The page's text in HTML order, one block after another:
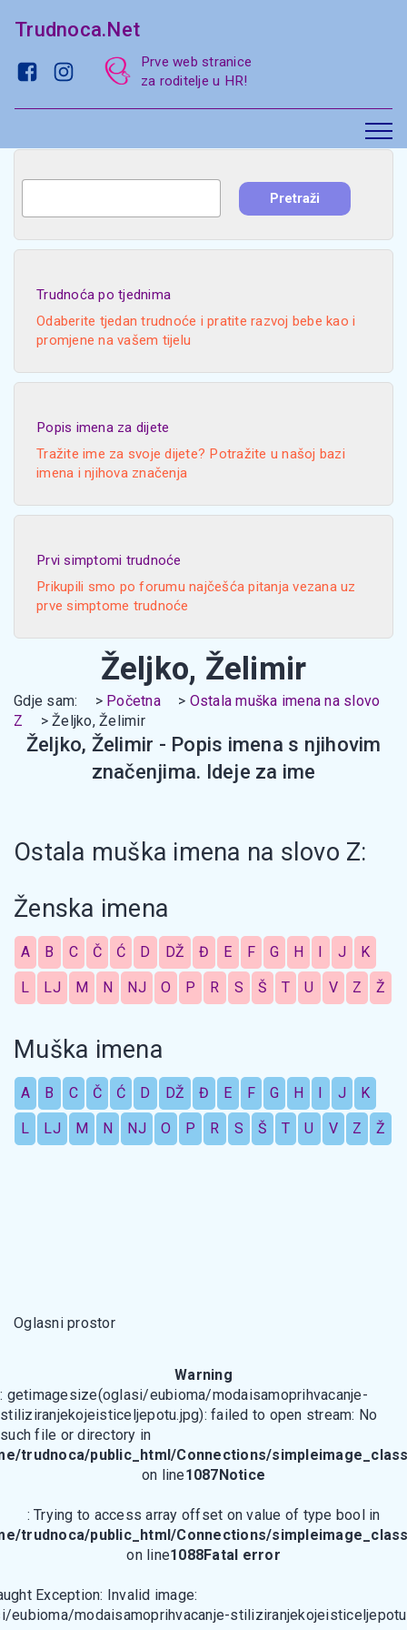
Trudnoca.Net
Prve web stranice
za roditelje u HR!
Trudnoća po tjednima
Odaberite tjedan trudnoće i pratite razvoj bebe kao i
promjene na vašem tijelu
Popis imena za dijete
Tražite ime za svoje dijete? Potražite u našoj bazi
imena i njihova značenja
Prvi simptomi trudnoće
Prikupili smo po forumu najčešća pitanja vezana uz
prve simptome trudnoće
Željko, Želimir
Gdje sam: Početna
Ostala muška imena na slovo
Z
Željko, Želimir
Željko, Želimir - Popis imena s njihovim
značenjima. Ideje za ime
Ostala muška imena na slovo Z:
Ženska imena
A B C Č Ć D DŽ Đ E F G H I J K
L LJ M N NJ O P R S Š T U V Z Ž
Muška imena
A B C Č Ć D DŽ Đ E F G H I J K
L LJ M N NJ O P R S Š T U V Z Ž
Oglasni prostor
Warning
: getimagesize(oglasi/eubioma/modaisamoprihvacanje-
stiliziranjekojeisticeljepotu.jpg): failed to open stream: No
such file or directory in
trudnoca/public_html/Connections/
on line1087Notice
: Trying to access array offset on value of type bool in
trudnoca/public_html/Connections/
on line1088Fatal error
Exception: Invalid image:
eubioma/modaisamoprihvacanje-